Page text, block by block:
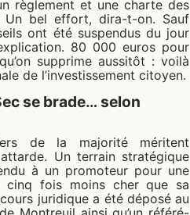
règlement et une charte des
Un bel effort, dira-t-on. Sauf
ont été suspendus du jour
80 000 euros pour
supprime aussitôt : voilà
de l’investissement citoyen.
se brade… selon
de la majorité méritent
attarde. Un terrain stratégique
à un promoteur pour une
fois moins cher que sa
juridique a été déposé au